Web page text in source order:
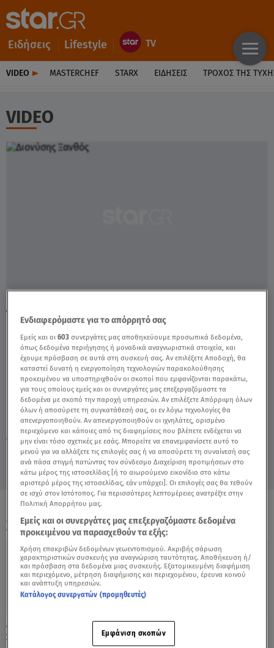
Ειδήσεις Lifestyle
VIDEO MASTERCHEF STARX ΕΙΔΉΣΕΙΣ ΤΡΟΧΌΣ ΤΗΣ
VIDEO
Κυριακή 9 Αυγούστου 2026
04.01.22, 18:05 CELEBRITIES & GOSSIP ΝΕΑ
Διονύσης Ξανθός: Ο Λόγος Που
Εγκατέλειψε Την Καριέρα Του - Video
ΟΛΑ ΤΑ ΒΙΝΤΕΟ
Λόλα Νταϊφά: Η Πιο Δύσκολη
Στιγμή Στην Καριέρα Της
Νόνη Δούνια: «Συνεχίζω Στο
Mega News»
Ενδιαφερόμαστε για το απόρρητό σας
Εμείς και οι603 συνεργάτες μας αποθηκεύουμε προσωπικά δεδομένα,
όπως δεδομένα περιήγησης ή μοναδικά αναγνωριστικά στοιχεία, και
έχουμε πρόσβαση σε αυτά στη συσκευή σας. Αν επιλέξετε Αποδοχή, θα
καταστεί δυνατή η ενεργοποίηση τεχνολογιών παρακολούθησης
προκειμένου να υποστηριχθούν οι σκοποί που εμφανίζονται παρακάτω,
για τους οποίους εμείς και οι συνεργάτες μας επεξεργαζόμαστε τα
δεδομένα με σκοπό την παροχή υπηρεσιών. Αν επιλέξετε Απόρριψη όλων
όλων ή αποσύρετε τη συγκατάθεσή σας, οι εν λόγω τεχνολογίες θα
απενεργοποιηθούν. Αν απενεργοποιηθούν οι ιχνηλάτες, ορισμένο
περιεχόμενο και κάποιες από τις διαφημίσεις που βλέπετε ενδέχεται να
μην είναι τόσο σχετικές με εσάς. Μπορείτε να επανεμφανίσετε αυτό το
μενού για να αλλάξετε τις επιλογές σας ή να αποσύρετε τη συναίνεσή σας
ανά πάσα στιγμή πατώντας τον σύνδεσμο Διαχείριση προτιμήσεων στο
κάτω μέρος της ιστοσελίδας [ή το αιωρούμενο εικονίδιο στο κάτω
αριστερό μέρος της ιστοσελίδας, εάν υπάρχει]. Οι επιλογές σας θα τεθούν
σε ισχύ στον Ιστότοπος. Για περισσότερες λεπτομέρειες ανατρέξτε στην
Πολιτική Απορρήτου μας.
Εμείς και οι συνεργάτες μας επεξεργαζόμαστε δεδομένα
προκειμένου να παρασχεθούν τα εξής:
Χρήση επακριβών δεδομένων γεωεντοπισμού. Ακριβής σάρωση
χαρακτηριστικών συσκευής για αναγνώριση ταυτότητας. Αποθήκευση ή/
και πρόσβαση στα δεδομένα μιας συσκευής. Εξατομικευμένη διαφήμιση
και περιεχόμενο, μέτρηση διαφήμισης και περιεχομένου, έρευνα κοινού
και ανάπτυξη υπηρεσιών.
Κατάλογος συνεργατών (προμηθευτές)
Εμφάνιση σκοπών